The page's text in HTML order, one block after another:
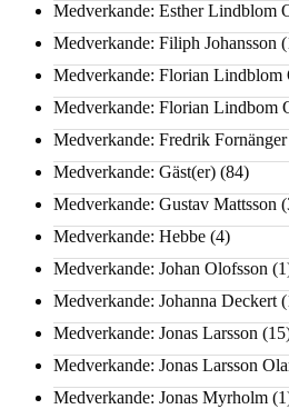
Medverkande: Esther Lindblom
Medverkande: Filiph Johansson
Medverkande: Florian Lindblom
Medverkande: Florian Lindbom
Medverkande: Fredrik Fornänger
Medverkande: Gäst(er) (84)
Medverkande: Gustav Mattsson
Medverkande: Hebbe (4)
Medverkande: Johan Olofsson
Medverkande: Johanna Deckert
Medverkande: Jonas Larsson
Medverkande: Jonas Larsson
Medverkande: Jonas Myrholm